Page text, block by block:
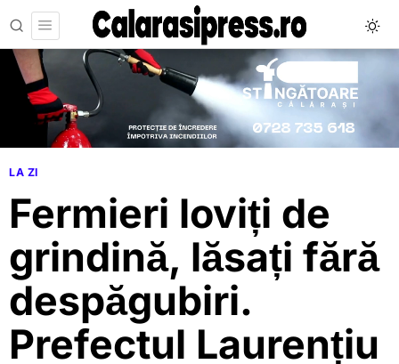
LA ZI
Fermieri loviți de
grindină, lăsați fără
despăgubiri.
Prefectul Laurențiu